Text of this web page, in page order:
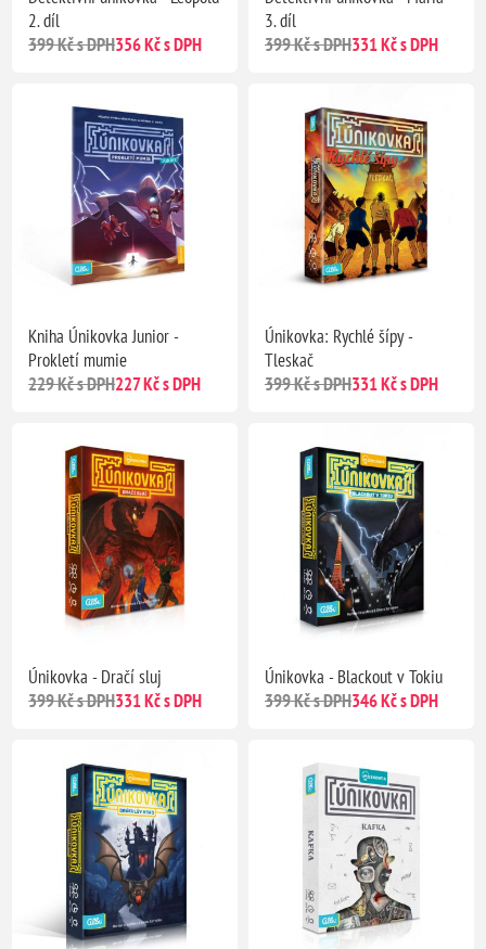
2. díl
399 Kč s DPH356 Kč s DPH
3. díl
399 Kč s DPH331 Kč s DPH
Kniha Únikovka Junior -
Prokletí mumie
229 Kč s DPH227 Kč s DPH
Únikovka: Rychlé šípy -
Tleskač
399 Kč s DPH331 Kč s DPH
Únikovka - Dračí sluj
399 Kč s DPH331 Kč s DPH
Únikovka - Blackout v Tokiu
399 Kč s DPH346 Kč s DPH